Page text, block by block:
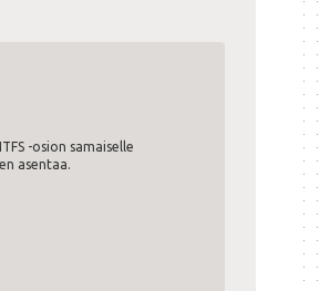
-osion samaiselle
asentaa.